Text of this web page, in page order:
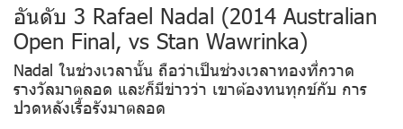
อันดับ 3 Rafael Nadal (2014 Australian
Open Final, vs Stan Wawrinka)
Nadal ในช่วงเวลานั้น ถือว่าเป็นช่วงเวลาทองที่กวาด
รางวัลมาตลอด และก็มีข่าวว่า เขาต้องทนทุกข์กับ การ
ปวดหลังเรื้อรังมาตลอด